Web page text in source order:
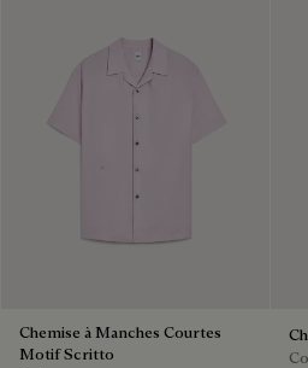
Chemise à Manches Courtes
Motif Scritto